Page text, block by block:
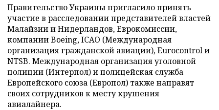
Правительство Украины пригласило принять
участие в расследовании представителей властей
Малайзии и Нидерландов, Еврокомиссии,
компании Boeing, ICAO (Международная
организация гражданской авиации), Eurocontrol и
NTSB. Международная организация уголовной
полиции (Интерпол) и полицейская служба
Европейского союза (Европол) также направят
своих сотрудников к месту крушения
авиалайнера.